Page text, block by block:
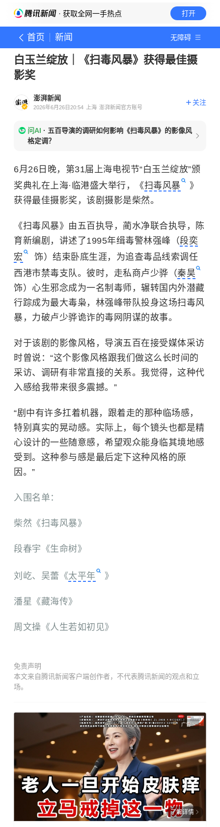
· 获取全网一手热点 打开
首页 新闻 无障碍
白玉兰绽放｜《扫毒风暴》获得最佳摄
影奖
澎湃新闻
2026年6月26日20:54 上海 澎湃新闻官方账号
关注
问AI · 五百导演的调研如何影响《扫毒风暴》的影像风
格定调？
6月26日晚，第31届上海电视节“白玉兰绽放”颁
奖典礼在上海·临港盛大举行，《扫毒风暴
》
获得最佳摄影奖，该剧摄影是柴然。
《扫毒风暴》由五百执导，蔺水净联合执导，陈
育新编剧，讲述了1995年缉毒警林强峰（段奕
宏
饰）结束卧底生涯，为追查毒品线索调任
西港市禁毒支队。彼时，走私商卢少骅（秦昊
饰）心生邪念成为一名制毒师，辗转国内外潜藏
行踪成为最大毒枭，林强峰带队投身这场扫毒风
暴，力破卢少骅诡诈的毒网阴谋的故事。
对于该剧的影像风格，导演五百在接受媒体采访
时曾说：“这个影像风格跟我们做这么长时间的
采访、调研有非常直接的关系。我觉得，这种代
入感给我带来很多震撼。”
“剧中有许多扛着机器，跟着走的那种临场感，
特别真实的晃动感。实际上，每个镜头也都是精
心设计的一些随意感，希望观众能身临其境地感
受到。这种参与感是最后定下这种风格的原
因。”
入围名单：
柴然《扫毒风暴》
段春宇《生命树》
刘屹、吴蕾《太平年 》
潘星《藏海传》
周文操《人生若如初见》
免责声明
本文来自腾讯新闻客户端创作者，不代表腾讯新闻的观点和立
场。
广告
了解详情